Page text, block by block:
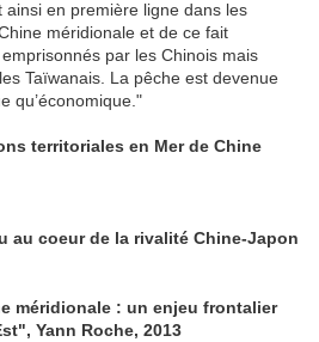
ainsi en première ligne dans les
méridionale et de ce fait
par les Chinois mais
Taïwanais. La pêche est devenue
qu’économique."
territoriales en Mer de Chine
au coeur de la rivalité Chine-Japon
méridionale : un enjeu frontalier
Yann Roche, 2013